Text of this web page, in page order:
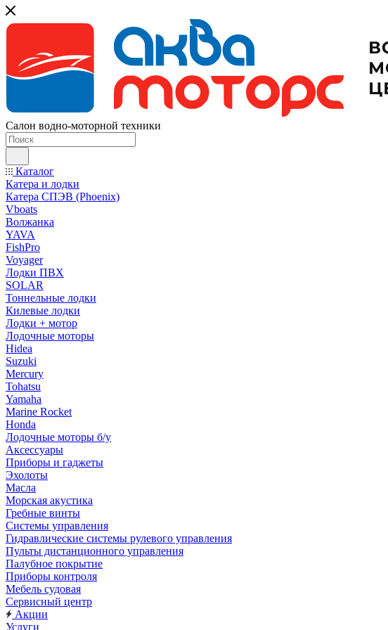
Салон водно-моторной техники
Каталог
Катера и лодки
Катера СПЭВ (Phoenix)
Vboats
Волжанка
YAVA
FishPro
Voyager
Лодки ПВХ
SOLAR
Тоннельные лодки
Килевые лодки
Лодки + мотор
Лодочные моторы
Hidea
Suzuki
Mercury
Tohatsu
Yamaha
Marine Rocket
Honda
Лодочные моторы б/у
Аксессуары
Приборы и гаджеты
Эхолоты
Масла
Морская акустика
Гребные винты
Системы управления
Гидравлические системы рулевого управления
Пульты дистанционного управления
Палубное покрытие
Приборы контроля
Мебель судовая
Сервисный центр
Акции
Услуги